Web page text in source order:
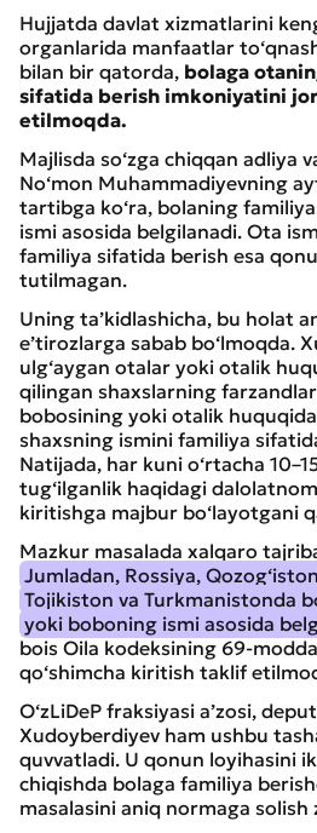
Hujjatda davlat xizmatlarini
organlarida manfaatlar
bilan bir qatorda, bolaga
sifatida berish imkoniyatini
etilmoqda.
Majlisda so‘zga chiqqan adliya
No‘mon Muhammadiyevning
tartibga ko‘ra, bolaning
ismi asosida belgilanadi. Ota
familiya sifatida berish esa
tutilmagan.
Uning ta’kidlashicha, bu holat
e’tirozlarga sabab bo‘lmoqda.
ulg‘aygan otalar yoki otalik
qilingan shaxslarning
bobosining yoki otalik
shaxsning ismini familiya
Natijada, har kuni o‘rtacha
tug‘ilganlik haqidagi
kiritishga majbur bo‘layotgani
Mazkur masalada xalqaro
Jumladan, Rossiya,
Tojikiston va Turkmanistonda
yoki boboning ismi asosida
bois Oila kodeksining 69-
qo‘shimcha kiritish taklif
O‘zLiDeP fraksiyasi a’zosi,
Xudoyberdiyev ham ushbu
quvvatladi. U qonun loyihasini
chiqishda bolaga familiya
masalasini aniq normaga solish